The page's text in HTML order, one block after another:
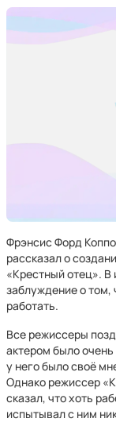
Фрэнсис Форд
рассказал о
«Крестный отец». В
заблуждение о
работать.
Все режиссеры
актером было
у него было своё
Однако режиссер
сказал, что хоть
испытывал с ним